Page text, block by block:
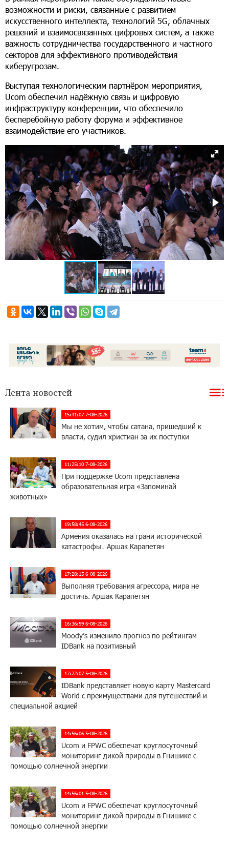
возможности и риски, связанные с развитием
искусственного интеллекта, технологий 5G, облачных
решений и взаимосвязанных цифровых систем, а также
важность сотрудничества государственного и частного
секторов для эффективного противодействия
киберугрозам.
Выступая технологическим партнёром мероприятия,
Ucom обеспечил надёжную связь и цифровую
инфраструктуру конференции, что обеспечило
бесперебойную работу форума и эффективное
взаимодействие его участников.
Лента новостей
15:41:07 7-08-2026
Мы не хотим, чтобы сатана, пришедший к
власти, судил христиан за их поступки
11:25:10 7-08-2026
При поддержке Ucom представлена
образовательная игра «Запоминай
животных»
19:58:45 6-08-2026
Армения оказалась на грани исторической
катастрофы․ Аршак Карапетян
17:28:15 6-08-2026
Выполняя требования агрессора, мира не
достичь. Аршак Карапетян
16:36:59 6-08-2026
Moody’s изменило прогноз по рейтингам
IDBank на позитивный
17:22:07 5-08-2026
IDBank представляет новую карту Mastercard
World с преимуществами для путешествий и
специальной акцией
14:56:06 5-08-2026
Ucom и FPWC обеспечат круглосуточный
мониторинг дикой природы в Гнишике с
помощью солнечной энергии
14:56:01 5-08-2026
Ucom и FPWC обеспечат круглосуточный
мониторинг дикой природы в Гнишике с
помощью солнечной энергии